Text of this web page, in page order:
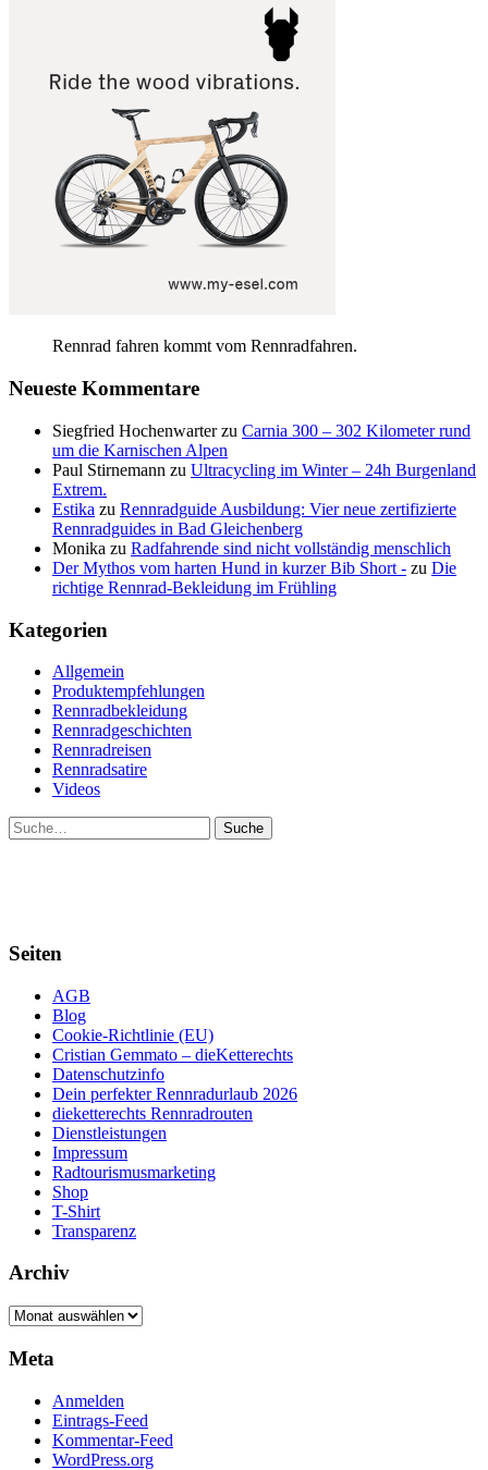
Rennrad fahren kommt vom Rennradfahren.
Neueste Kommentare
Siegfried Hochenwarterzu Carnia 300 – 302 Kilometer rund
um die Karnischen Alpen
Paul Stirnemann zu Ultracycling im Winter – 24h Burgenland
Extrem.
Estika zu Rennradguide Ausbildung: Vier neue zertifizierte
Rennradguides in Bad Gleichenberg
Monika zu Radfahrende sind nicht vollständig menschlich
Der Mythos vom harten Hund in kurzer Bib Short - zu Die
richtige Rennrad-Bekleidung im Frühling
Kategorien
Allgemein
Produktempfehlungen
Rennradbekleidung
Rennradgeschichten
Rennradreisen
Rennradsatire
Videos
Suche
Seiten
AGB
Blog
Cookie-Richtlinie (EU)
Cristian Gemmato – dieKetterechts
Datenschutzinfo
Dein perfekter Rennradurlaub 2026
dieketterechts Rennradrouten
Dienstleistungen
Impressum
Radtourismusmarketing
Shop
T-Shirt
Transparenz
Archiv
Archiv
Meta
Anmelden
Eintrags-Feed
Kommentar-Feed
WordPress.org